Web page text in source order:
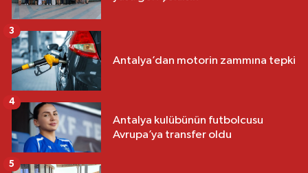
Antalya’dan motorin zammına tepki
3
Antalya kulübünün futbolcusu
Avrupa’ya transfer oldu
4
5